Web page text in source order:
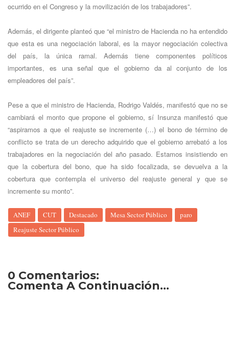
ocurrido en el Congreso y la movilización de los trabajadores”.
Además, el dirigente planteó que “el ministro de Hacienda no ha entendido
que esta es una negociación laboral, es la mayor negociación colectiva
del país, la única ramal. Además tiene componentes políticos
importantes, es una señal que el gobierno da al conjunto de los
empleadores del país”.
Pese a que el ministro de Hacienda, Rodrigo Valdés, manifestó que no se
cambiará el monto que propone el gobierno, sí Insunza manifestó que
“aspiramos a que el reajuste se incremente (…) el bono de término de
conflicto se trata de un derecho adquirido que el gobierno arrebató a los
trabajadores en la negociación del año pasado. Estamos insistiendo en
que la cobertura del bono, que ha sido focalizada, se devuelva a la
cobertura que contempla el universo del reajuste general y que se
incremente su monto”.
ANEF CUT Destacado Mesa Sector Público
paro
Reajuste Sector Público
0 Comentarios:
Comenta A Continuación...